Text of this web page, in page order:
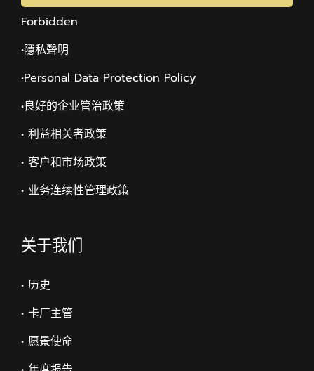
Forbidden
•隱私聲明
•Personal Data Protection Policy
•良好的企业管治政策
• 利益相关者政策
• 客户和市场政策
• 业务连续性管理政策
关于我们
• 历史
• 卡厂主管
• 愿景使命